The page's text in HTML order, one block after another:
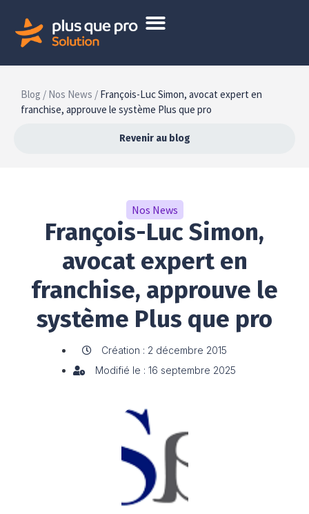
Blog / Nos News / François-Luc Simon, avocat expert en
franchise, approuve le système Plus que pro
Revenir au blog
Nos News
François-Luc Simon,
avocat expert en
franchise, approuve le
système Plus que pro
Création : 2 décembre 2015
Modifié le : 16 septembre 2025